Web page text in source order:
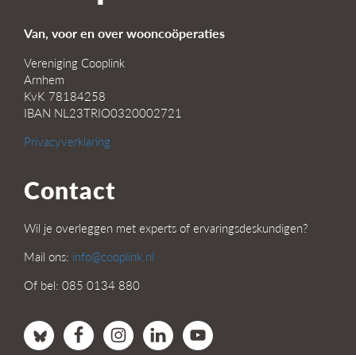
Van, voor en over wooncoöperaties
Vereniging Cooplink
Arnhem
KvK 78184258
IBAN NL23TRIO0320002721
Privacyverklaring
Contact
Wil je overleggen met experts of ervaringsdeskundigen?
Mail ons: info@cooplink.nl
Of bel: 085 0134 880